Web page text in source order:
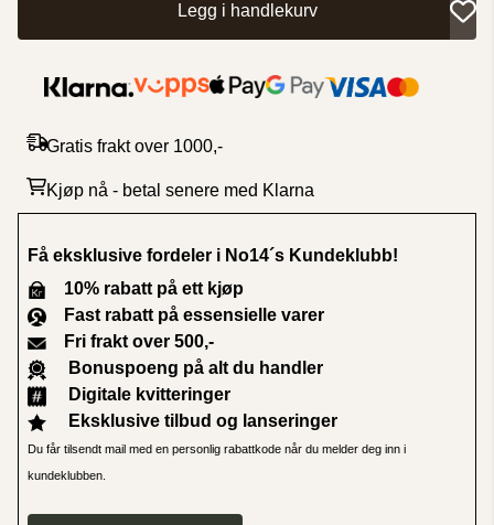
Legg i handlekurv
Gratis frakt over 1000,-
Kjøp nå - betal senere med Klarna
Få eksklusive fordeler i No14´s Kundeklubb!
10% rabatt på ett kjøp
Fast rabatt på essensielle varer
Fri frakt over 500,-
Bonuspoeng på alt du handler
Digitale kvitteringer
Eksklusive tilbud og lanseringer
Du får tilsendt mail med en personlig rabattkode når du melder deg inn i
kundeklubben.